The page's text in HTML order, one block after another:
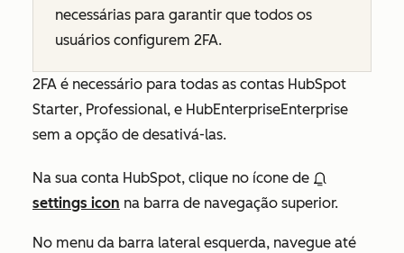
necessárias para garantir que todos os
usuários configurem 2FA.
2FA é necessário para todas as contas HubSpot
Starter, Professional, e HubEnterpriseEnterprise
sem a opção de desativá-las.
Na sua conta HubSpot, clique no ícone de
settings icon na barra de navegação superior.
No menu da barra lateral esquerda, navegue até